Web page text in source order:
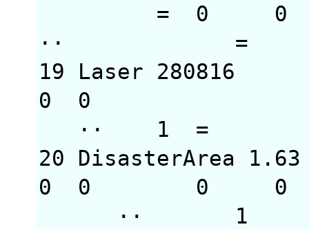
= 0 0
··
19 Laser
0 0 =
··
20 DisasterArea
0 0 0
··